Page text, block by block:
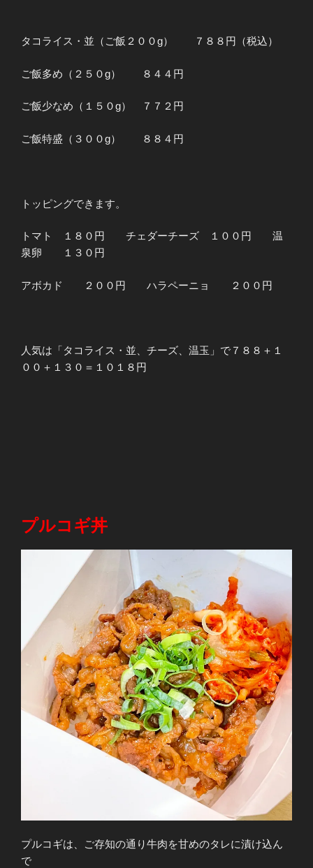
タコライス・並（ご飯２００g） ７８８円（税込）
ご飯多め（２５０g） ８４４円
ご飯少なめ（１５０g） ７７２円
ご飯特盛（３００g） ８８４円
トッピングできます。
トマト １８０円 チェダーチーズ １００円 温
泉卵 １３０円
アボカド ２００円 ハラペーニョ ２００円
人気は「タコライス・並、チーズ、温玉」で７８８＋１
００＋１３０＝１０１８円
プルコギ丼
プルコギは、ご存知の通り牛肉を甘めのタレに漬け込ん
で